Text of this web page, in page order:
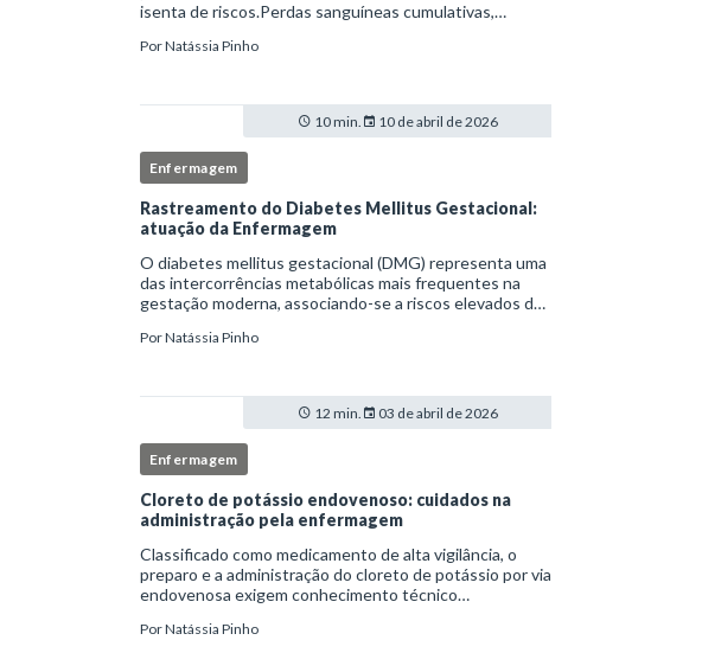
isenta de riscos.Perdas sanguíneas cumulativas,
necessidade de múltiplas punções e manipulação
PorNatássia Pinho
10 min. 10 de abril de 2026
Enfermagem
Rastreamento do Diabetes Mellitus Gestacional:
atuação da Enfermagem
O diabetes mellitus gestacional (DMG) representa uma
das intercorrências metabólicas mais frequentes na
gestação moderna, associando-se a riscos elevados de
identificado precocemente.Neste cenário, o enferm
PorNatássia Pinho
12 min. 03 de abril de 2026
Enfermagem
Cloreto de potássio endovenoso: cuidados na
administração pela enfermagem
Classificado como medicamento de alta vigilância, o
preparo e a administração do cloreto de potássio por via
endovenosa exigem conhecimento técnico
institucionais e atuação criteriosa da equipe de
PorNatássia Pinho